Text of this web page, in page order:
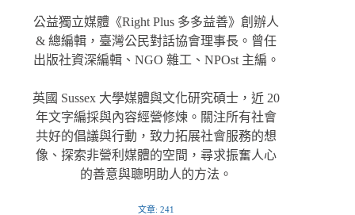
公益獨立媒體《Right Plus 多多益善》創辦人
& 總編輯，臺灣公民對話協會理事長。曾任
出版社資深編輯、NGO 雜工、NPOst 主編。
英國 Sussex 大學媒體與文化研究碩士，近 20
年文字編採與內容經營修煉。關注所有社會
共好的倡議與行動，致力拓展社會服務的想
像、探索非營利媒體的空間，尋求振奮人心
的善意與聰明助人的方法。
文章: 241